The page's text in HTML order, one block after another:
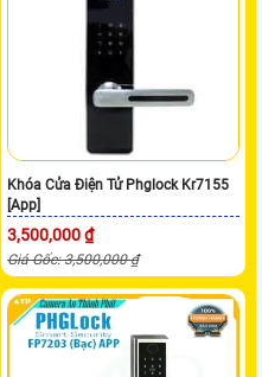
Khóa Cửa Điện Tử Phglock Kr7155
[App]
3,500,000 ₫
Giá Gốc: 3,500,000 ₫